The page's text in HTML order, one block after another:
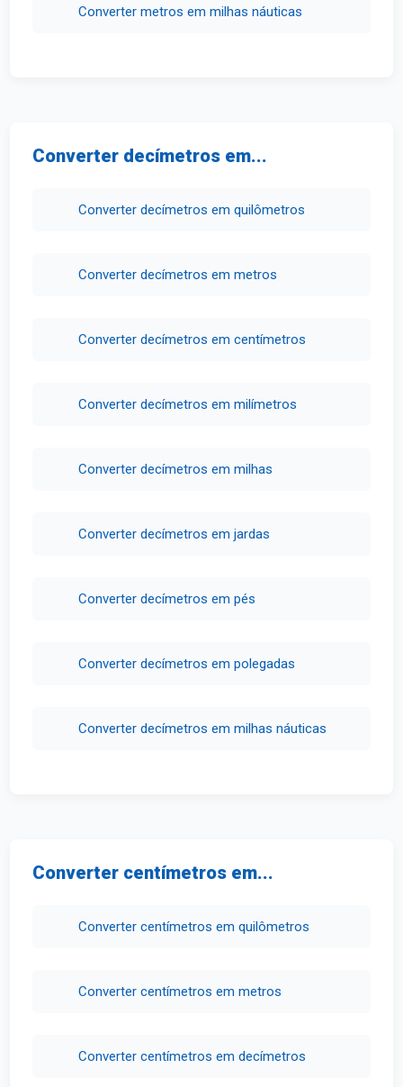
Converter metros em milhas náuticas
Converter decímetros em...
Converter decímetros em quilômetros
Converter decímetros em metros
Converter decímetros em centímetros
Converter decímetros em milímetros
Converter decímetros em milhas
Converter decímetros em jardas
Converter decímetros em pés
Converter decímetros em polegadas
Converter decímetros em milhas náuticas
Converter centímetros em...
Converter centímetros em quilômetros
Converter centímetros em metros
Converter centímetros em decímetros